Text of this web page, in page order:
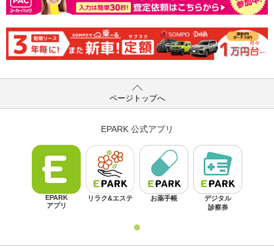
ページトップへ